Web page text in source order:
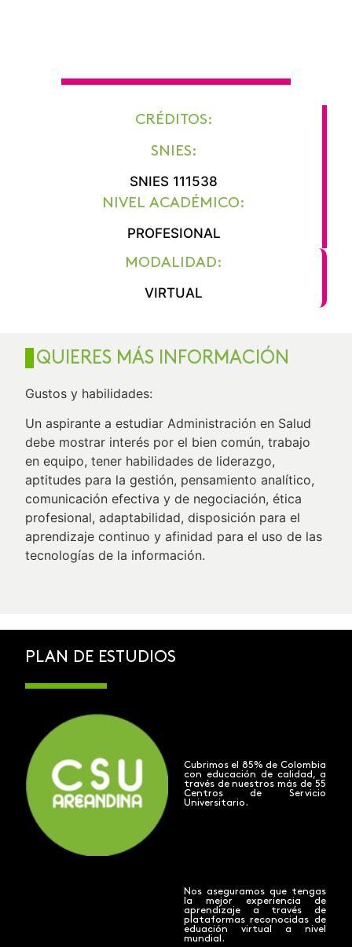
CRÉDITOS:
SNIES:
SNIES 111538
NIVEL ACADÉMICO:
PROFESIONAL
MODALIDAD:
VIRTUAL
QUIERES MÁS INFORMACIÓN
Gustos y habilidades:
Un aspirante a estudiar Administración en Salud
debe mostrar interés por el bien común, trabajo
en equipo, tener habilidades de liderazgo,
aptitudes para la gestión, pensamiento analítico,
comunicación efectiva y de negociación, ética
profesional, adaptabilidad, disposición para el
aprendizaje continuo y afinidad para el uso de las
tecnologías de la información.
PLAN DE ESTUDIOS
Cubrimos el 85% de Colombia
con educación de calidad, a
través de nuestros más de 55
Centros de Servicio
Universitario.
Nos aseguramos que tengas
la mejor experiencia de
aprendizaje a través de
plataformas reconocidas de
eduación virtual a nivel
mundial.